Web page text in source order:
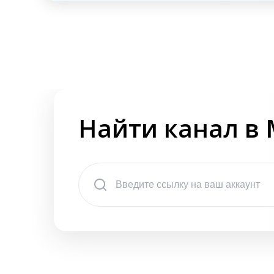
Найти канал в